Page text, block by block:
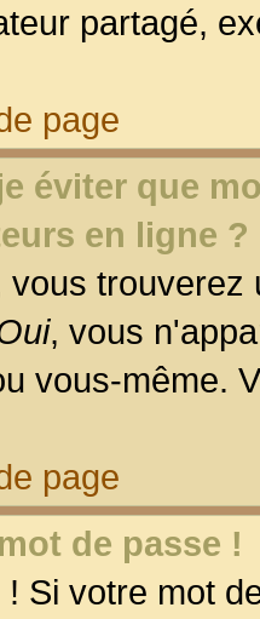
partagé,
page
éviter que
en ligne ?
vous
, vous
vous-même.
page
de passe !
Si votre mot